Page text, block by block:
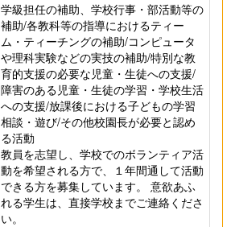
学級担任の補助、学校行事・部活動等の
補助/各教科等の指導におけるティー
ム・ティーチングの補助/コンピュータ
や理科実験などの実技の補助/特別な教
育的支援の必要な児童・生徒への支援/
障害のある児童・生徒の学習・学校生活
への支援/放課後における子どもの学習
相談・遊び/その他校園長が必要と認め
る活動
教員を志望し、学校でのボランティア活
動を希望される方で、１年間通して活動
できる方を募集しています。 意欲あふ
れる学生は、直接学校までご連絡くださ
い。